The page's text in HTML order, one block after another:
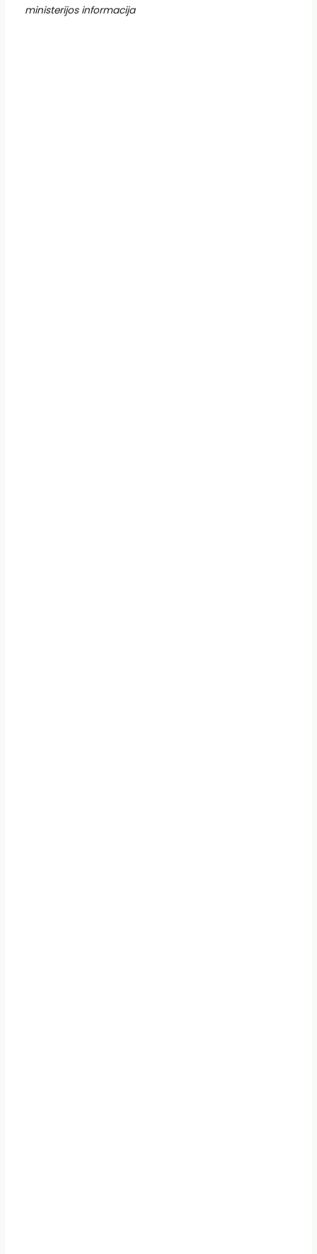
ministerijos informacija